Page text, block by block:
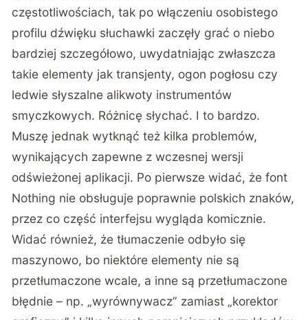
częstotliwościach, tak po włączeniu osobistego
profilu dźwięku słuchawki zaczęły grać o niebo
bardziej szczegółowo, uwydatniając zwłaszcza
takie elementy jak transjenty, ogon pogłosu czy
ledwie słyszalne alikwoty instrumentów
smyczkowych. Różnicę słychać. I to bardzo.
Muszę jednak wytknąć też kilka problemów,
wynikających zapewne z wczesnej wersji
odświeżonej aplikacji. Po pierwsze widać, że font
Nothing nie obsługuje poprawnie polskich znaków,
przez co część interfejsu wygląda komicznie.
Widać również, że tłumaczenie odbyło się
maszynowo, bo niektóre elementy nie są
przetłumaczone wcale, a inne są przetłumaczone
błędnie – np. „wyrównywacz” zamiast „korektor